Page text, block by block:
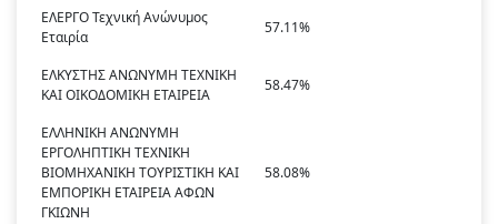
ΕΛΕΡΓΟ Τεχνική Ανώνυμος
Εταιρία
57.11%
ΕΛΚΥΣΤΗΣ ΑΝΩΝΥΜΗ ΤΕΧΝΙΚΗ
KAI ΟΙΚΟΔΟΜΙΚΗ ΕΤΑΙΡΕΙΑ
58.47%
ΕΛΛΗΝΙΚΗ ΑΝΩΝΥΜΗ
ΕΡΓΟΛΗΠΤΙΚΗ ΤΕΧΝΙΚΗ
ΒΙΟΜΗΧΑΝΙΚΗ ΤΟΥΡΙΣΤΙΚΗ ΚΑΙ
ΕΜΠΟΡΙΚΗ ΕΤΑΙΡΕΙΑ ΑΦΩΝ
ΓΚΙΩΝΗ
58.08%